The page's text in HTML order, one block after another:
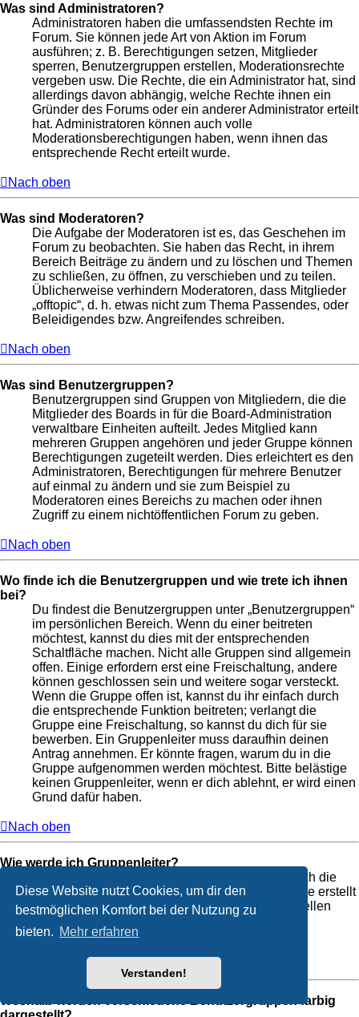
Diese Website nutzt Cookies, um dir den
bestmöglichen Komfort bei der Nutzung zu
bieten. Mehr erfahren
Verstanden!
Was sind Administratoren?
Administratoren haben die umfassendsten Rechte im
Forum. Sie können jede Art von Aktion im Forum
ausführen; z. B. Berechtigungen setzen, Mitglieder
sperren, Benutzergruppen erstellen, Moderationsrechte
vergeben usw. Die Rechte, die ein Administrator hat, sind
allerdings davon abhängig, welche Rechte ihnen ein
Gründer des Forums oder ein anderer Administrator erteilt
hat. Administratoren können auch volle
Moderationsberechtigungen haben, wenn ihnen das
entsprechende Recht erteilt wurde.
Nach oben
Was sind Moderatoren?
Die Aufgabe der Moderatoren ist es, das Geschehen im
Forum zu beobachten. Sie haben das Recht, in ihrem
Bereich Beiträge zu ändern und zu löschen und Themen
zu schließen, zu öffnen, zu verschieben und zu teilen.
Üblicherweise verhindern Moderatoren, dass Mitglieder
„offtopic“, d. h. etwas nicht zum Thema Passendes, oder
Beleidigendes bzw. Angreifendes schreiben.
Nach oben
Was sind Benutzergruppen?
Benutzergruppen sind Gruppen von Mitgliedern, die die
Mitglieder des Boards in für die Board-Administration
verwaltbare Einheiten aufteilt. Jedes Mitglied kann
mehreren Gruppen angehören und jeder Gruppe können
Berechtigungen zugeteilt werden. Dies erleichtert es den
Administratoren, Berechtigungen für mehrere Benutzer
auf einmal zu ändern und sie zum Beispiel zu
Moderatoren eines Bereichs zu machen oder ihnen
Zugriff zu einem nichtöffentlichen Forum zu geben.
Nach oben
Wo finde ich die Benutzergruppen und wie trete ich ihnen
bei?
Du findest die Benutzergruppen unter „Benutzergruppen“
im persönlichen Bereich. Wenn du einer beitreten
möchtest, kannst du dies mit der entsprechenden
Schaltfläche machen. Nicht alle Gruppen sind allgemein
offen. Einige erfordern erst eine Freischaltung, andere
können geschlossen sein und weitere sogar versteckt.
Wenn die Gruppe offen ist, kannst du ihr einfach durch
die entsprechende Funktion beitreten; verlangt die
Gruppe eine Freischaltung, so kannst du dich für sie
bewerben. Ein Gruppenleiter muss daraufhin deinen
Antrag annehmen. Er könnte fragen, warum du in die
Gruppe aufgenommen werden möchtest. Bitte belästige
keinen Gruppenleiter, wenn er dich ablehnt, er wird einen
Grund dafür haben.
Nach oben
Wie werde ich Gruppenleiter?
Der Leiter einer Gruppe wird normalerweise durch die
Board-Administration festgelegt, wenn die Gruppe erstellt
wird. Wenn du eine eigene Benutzergruppe erstellen
möchtest, dann solltest du einen Administrator
kontaktieren.
Weshalb werden verschiedene Benutzergruppen farbig